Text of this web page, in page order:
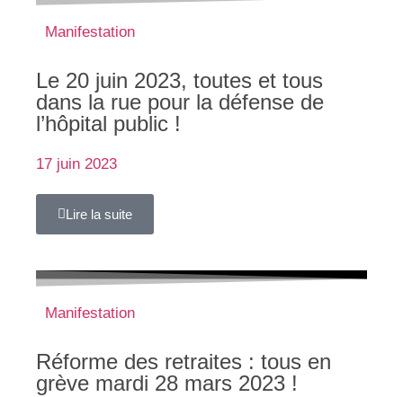
Manifestation
Le 20 juin 2023, toutes et tous
dans la rue pour la défense de
l’hôpital public !
17 juin 2023
Lire la suite
Manifestation
Réforme des retraites : tous en
grève mardi 28 mars 2023 !